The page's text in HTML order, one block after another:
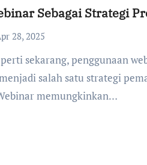
Sebagai Strategi
28, 2025
salah satu strategi
memungkinkan…